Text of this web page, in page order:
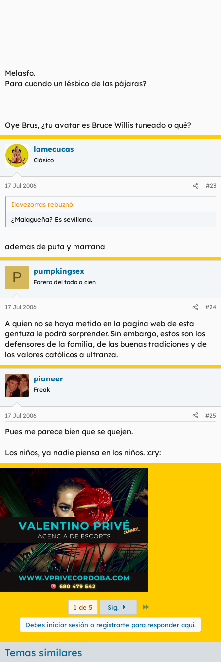
Melasfo.
Para cuando un lésbico de las pájaras?
Oye Brus, ¿tu avatar es Bruce Willis tuneado o qué?
lamecucas
Clásico
17 Jul 2006 #23
Ilovezorras rebuznó:
¿Malagueña? Es sevillana.
ademas de puta y marrana
P pumpkingsex
Forero del todo a cien
17 Jul 2006 #24
A quien no se haya metido en la pagina web de esta
gentuza le podrá sorprender. Sin embargo, estos son los
defensores de la familia, de las buenas tradiciones y de
los valores católicos a ultranza.
pioneer
Freak
17 Jul 2006 #25
Pues me parece bien que se quejen.
Los niños, ya nadie piensa en los niños. :cry:
1 de 5 Sig.
Debes iniciar sesión o registrarte para responder aquí.
Temas similares